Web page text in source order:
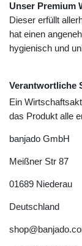
Unser Premium
Dieser erfüllt
hat einen
hygienisch und
Verantwortliche
Ein
das Produkt alle
banjado GmbH
Meißner Str 87
01689 Niederau
Deutschland